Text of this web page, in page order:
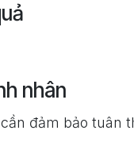
nhân
cần đảm bảo tuân